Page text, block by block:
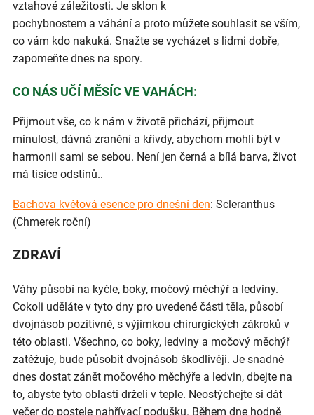
vztahové záležitosti. Je sklon k
pochybnostem a váhání a proto můžete souhlasit se vším,
co vám kdo nakuká. Snažte se vycházet s lidmi dobře,
zapomeňte dnes na spory.
CO NÁS UČÍ MĚSÍC VE VAHÁCH:
Přijmout vše, co k nám v životě přichází, přijmout
minulost, dávná zranění a křivdy, abychom mohli být v
harmonii sami se sebou. Není jen černá a bílá barva, život
má tisíce odstínů..
Bachova květová esence pro dnešní den: Scleranthus
(Chmerek roční)
ZDRAVÍ
Váhy působí na kyčle, boky, močový měchýř a ledviny.
Cokoli uděláte v tyto dny pro uvedené části těla, působí
dvojnásob pozitivně, s výjimkou chirurgických zákroků v
této oblasti. Všechno, co boky, ledviny a močový měchýř
zatěžuje, bude působit dvojnásob škodlivěji. Je snadné
dnes dostat zánět močového měchýře a ledvin, dbejte na
to, abyste tyto oblasti drželi v teple. Neostýchejte si dát
večer do postele nahřívací podušku. Během dne hodně